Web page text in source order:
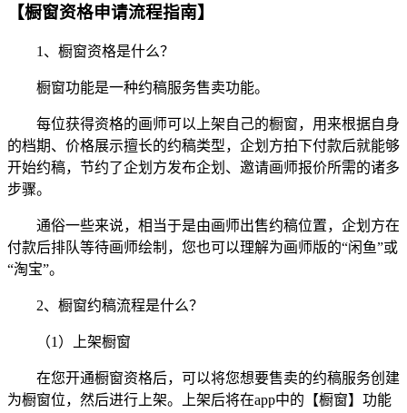
【橱窗资格申请流程指南】
1、橱窗资格是什么？
橱窗功能是一种约稿服务售卖功能。
每位获得资格的画师可以上架自己的橱窗，用来根据自身
的档期、价格展示擅长的约稿类型，企划方拍下付款后就能够
开始约稿，节约了企划方发布企划、邀请画师报价所需的诸多
步骤。
通俗一些来说，相当于是由画师出售约稿位置，企划方在
付款后排队等待画师绘制，您也可以理解为画师版的“闲鱼”或
“淘宝”。
2、橱窗约稿流程是什么？
（1）上架橱窗
在您开通橱窗资格后，可以将您想要售卖的约稿服务创建
为橱窗位，然后进行上架。上架后将在app中的【橱窗】功能